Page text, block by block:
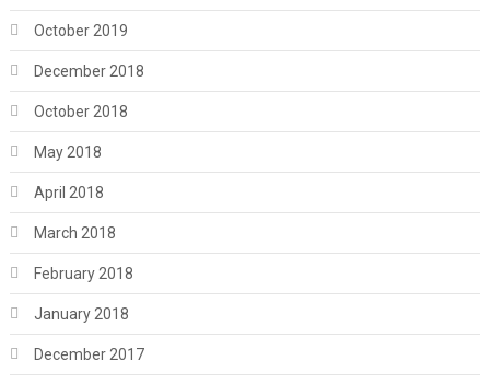
October 2019
December 2018
October 2018
May 2018
April 2018
March 2018
February 2018
January 2018
December 2017